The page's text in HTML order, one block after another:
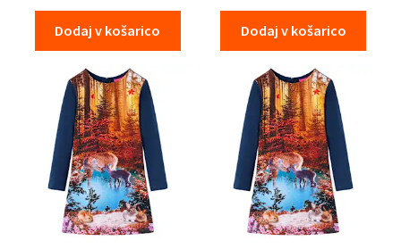
Dodaj v košarico Dodaj v košarico